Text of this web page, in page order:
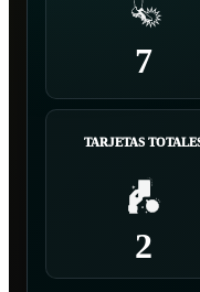
7
TARJETAS
2